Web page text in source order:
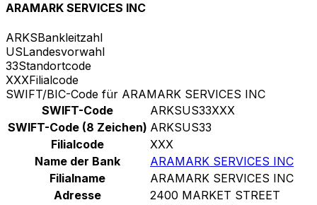
ARAMARK SERVICES INC
ARKSBankleitzahl
USLandesvorwahl
33Standortcode
XXXFilialcode
SWIFT/BIC-Code für ARAMARK SERVICES INC
SWIFT-Code
ARKSUS33XXX
SWIFT-Code (8 Zeichen) ARKSUS33
Filialcode
XXX
Name der Bank
ARAMARK SERVICES INC
Filialname
ARAMARK SERVICES INC
Adresse
2400 MARKET STREET